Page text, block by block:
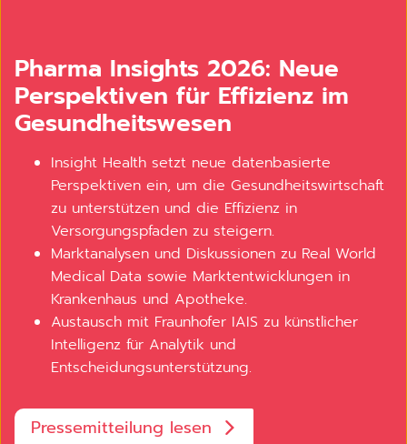
Pharma Insights 2026: Neue
Perspektiven für Effizienz im
Gesundheitswesen
Insight Health setzt neue datenbasierte
Perspektiven ein, um die Gesundheitswirtschaft
zu unterstützen und die Effizienz in
Versorgungspfaden zu steigern.
Marktanalysen und Diskussionen zu Real World
Medical Data sowie Marktentwicklungen in
Krankenhaus und Apotheke.
Austausch mit Fraunhofer IAIS zu künstlicher
Intelligenz für Analytik und
Entscheidungsunterstützung.
Pressemitteilung lesen